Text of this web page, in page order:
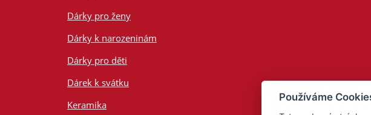
Dárky pro ženy
Dárky k narozeninám
Dárky pro děti
Dárek k svátku
Keramika
Používáme